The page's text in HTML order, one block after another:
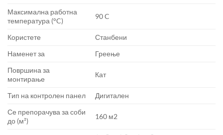
Максимална работна
температура (°C)
90 C
Користете
Станбени
Наменет за
Греење
Површина за
монтирање
Кат
Тип на контролен панел
Дигитален
Се препорачува за соби
до (м²)
160 м2